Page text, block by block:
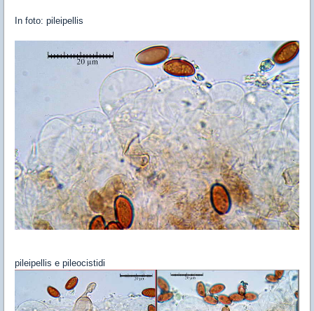
In foto: pileipellis
pileipellis e pileocistidi